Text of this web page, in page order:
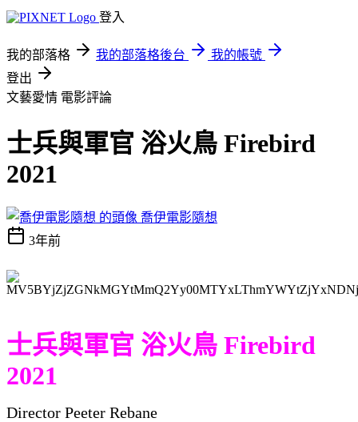
登入
我的部落格 我的部落格後台
我的帳號
登出
文藝愛情 電影評論
士兵與軍官 浴火鳥 Firebird
2021
喬伊電影隨想
3年前
士兵與軍官 浴火鳥 Firebird
2021
Director Peeter Rebane